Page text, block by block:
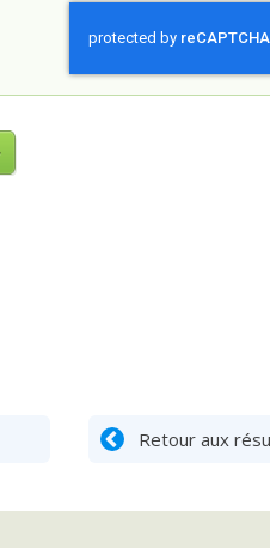
Retour aux